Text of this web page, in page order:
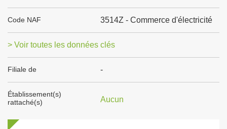
Code NAF 3514Z - Commerce d'électricité
> Voir toutes les données clés
Filiale de -
Établissement(s)
rattaché(s)
Aucun